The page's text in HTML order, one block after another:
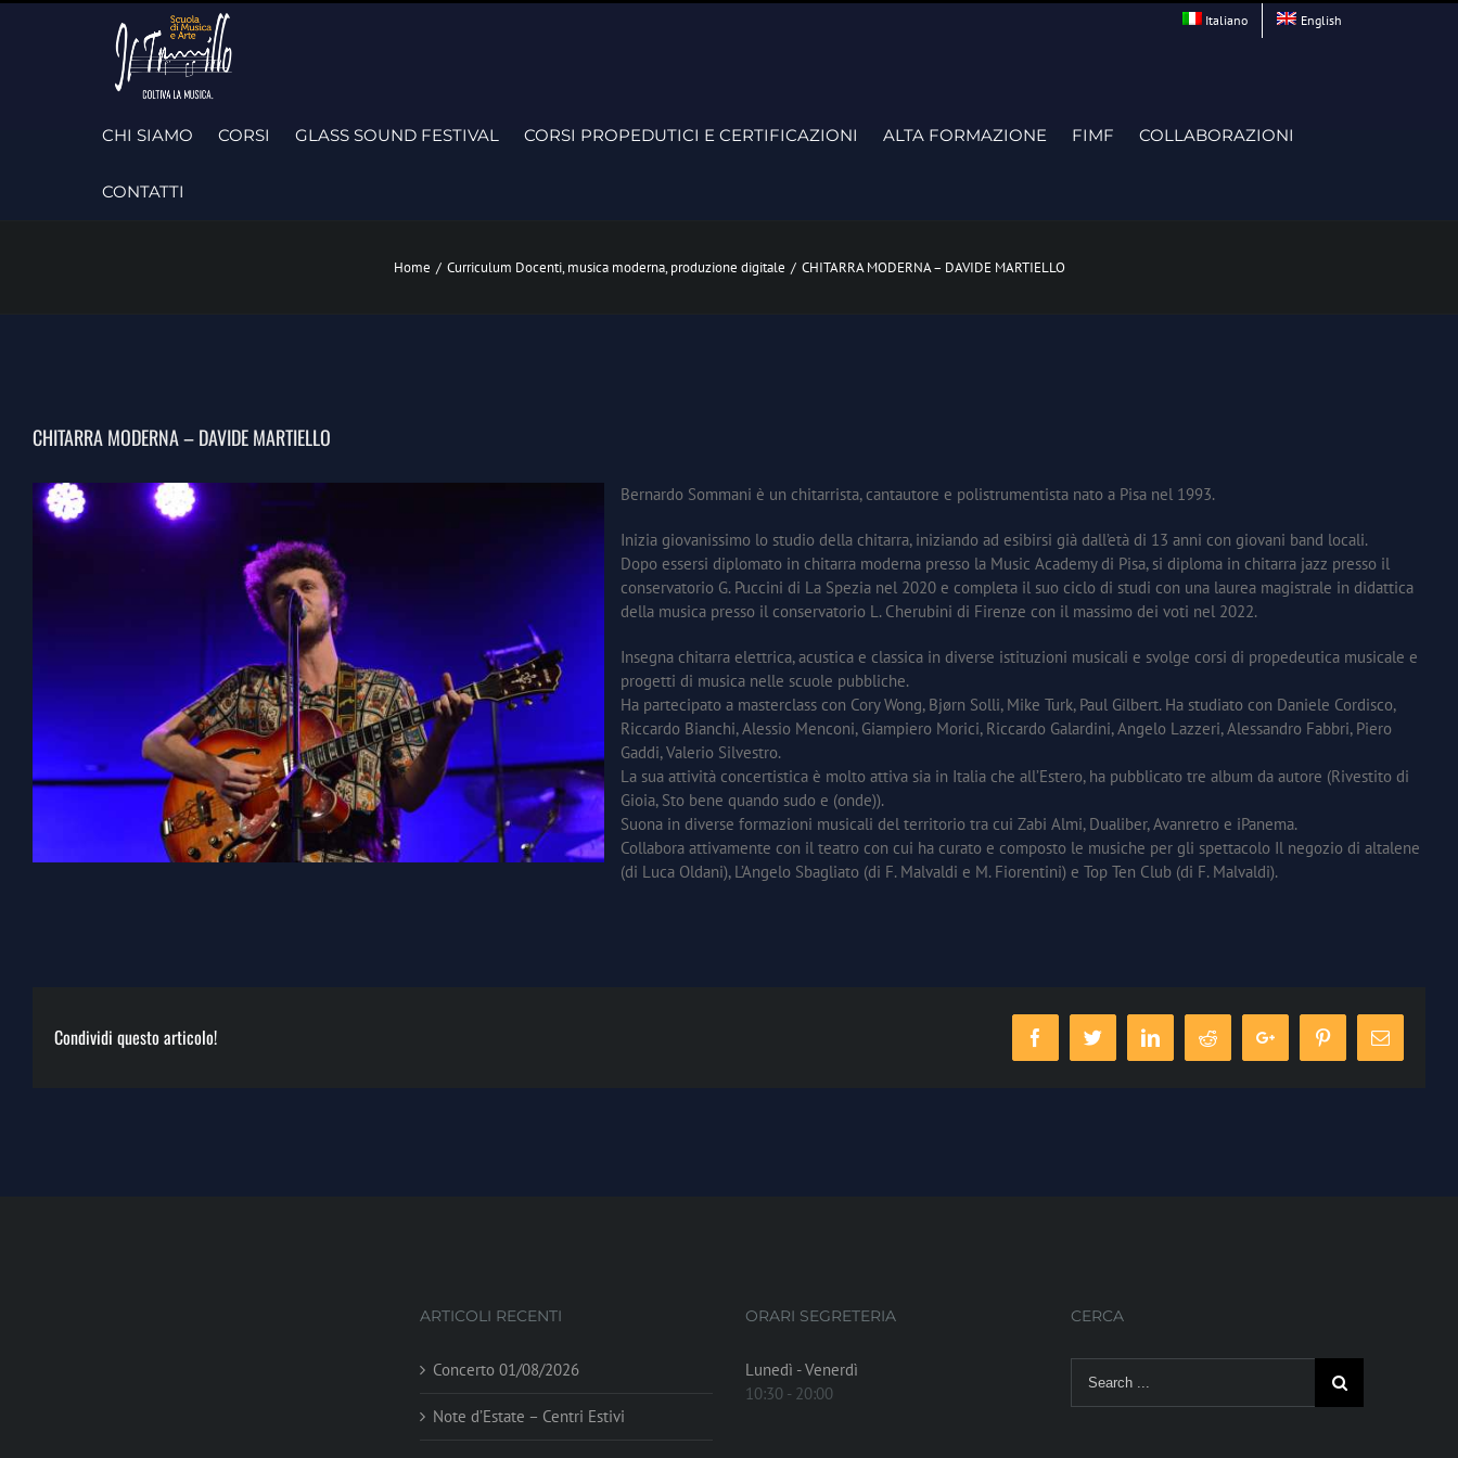
Skip
Italiano English
CHI SIAMO CORSI GLASS SOUND FESTIVAL CORSI PROPEDUTICI E CERTIFICAZIONI ALTA FORMAZIONE FIMF COLLABORAZIONI
CONTATTI
Home / Curriculum Docenti,musica moderna,produzione digitale / CHITARRA MODERNA – DAVIDE MARTIELLO
CHITARRA MODERNA – DAVIDE MARTIELLO
Bernardo Sommani è un chitarrista, cantautore e polistrumentista nato a Pisa nel 1993.
Inizia giovanissimo lo studio della chitarra, iniziando ad esibirsi già dall’età di 13 anni con giovani band locali.
Dopo essersi diplomato in chitarra moderna presso la Music Academy di Pisa, si diploma in chitarra jazz presso il
conservatorio G. Puccini di La Spezia nel 2020 e completa il suo ciclo di studi con una laurea magistrale in didattica
della musica presso il conservatorio L. Cherubini di Firenze con il massimo dei voti nel 2022.
Insegna chitarra elettrica, acustica e classica in diverse istituzioni musicali e svolge corsi di propedeutica musicale e
progetti di musica nelle scuole pubbliche.
Ha partecipato a masterclass con Cory Wong, Bjørn Solli, Mike Turk, Paul Gilbert. Ha studiato con Daniele Cordisco,
Riccardo Bianchi, Alessio Menconi, Giampiero Morici, Riccardo Galardini, Angelo Lazzeri, Alessandro Fabbri, Piero
Gaddi, Valerio Silvestro.
La sua attività concertistica è molto attiva sia in Italia che all’Estero, ha pubblicato tre album da autore (Rivestito di
Gioia, Sto bene quando sudo e (onde)).
Suona in diverse formazioni musicali del territorio tra cui Zabi Almi, Dualiber, Avanretro e iPanema.
Collabora attivamente con il teatro con cui ha curato e composto le musiche per gli spettacolo Il negozio di altalene
(di Luca Oldani), L’Angelo Sbagliato (di F. Malvaldi e M. Fiorentini) e Top Ten Club (di F. Malvaldi).
Condividi questo articolo! FacebookTwitterLinkedinReddit Google+ PinterestEmail
ARTICOLI RECENTI
Concerto 01/08/2026
Note d’Estate – Centri Estivi
ORARI SEGRETERIA
Lunedì - Venerdì
10:30 - 20:00
CERCA
for: